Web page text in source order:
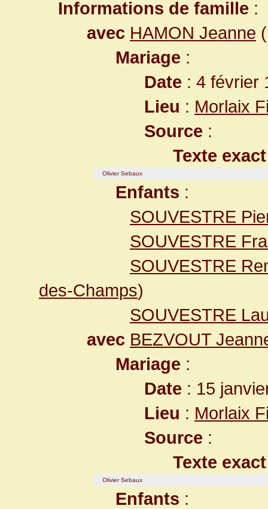
Informations de famille :
avec HAMON Jeanne
Mariage :
Date : 4 février
Lieu : Morlaix
Source :
Texte
Olivier Sebaux
Enfants :
SOUVESTRE
SOUVESTRE
SOUVESTRE
des-Champs)
SOUVESTRE
avec BEZVOUT
Mariage :
Date : 15
Lieu : Morlaix
Source :
Texte
Olivier Sebaux
Enfants :